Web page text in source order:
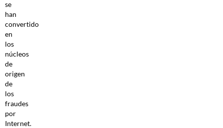
se
han
convertido
en
los
núcleos
de
origen
de
los
fraudes
por
Internet.